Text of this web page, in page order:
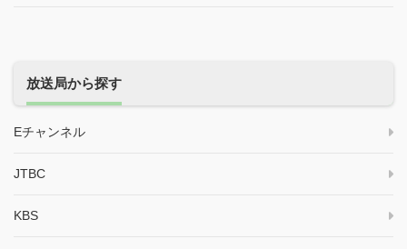
放送局から探す
Eチャンネル
JTBC
KBS